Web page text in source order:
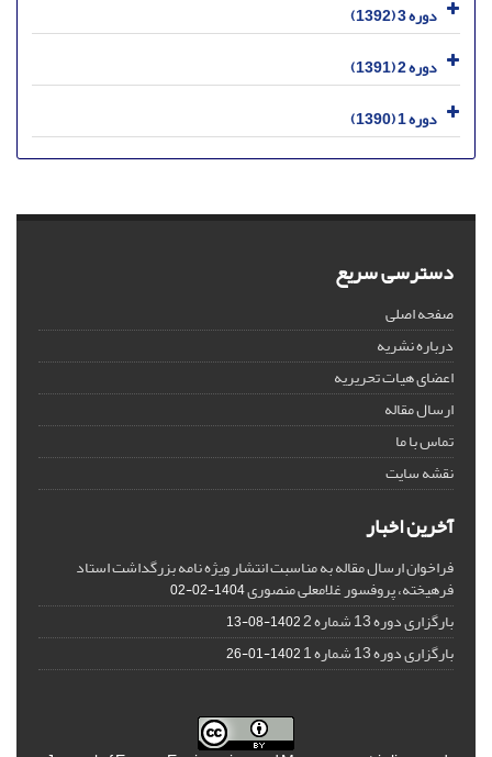
دوره 3 (1392)
دوره 2 (1391)
دوره 1 (1390)
دسترسی سریع
صفحه اصلی
درباره نشریه
اعضای هیات تحریریه
ارسال مقاله
تماس با ما
نقشه سایت
آخرین اخبار
فراخوان ارسال مقاله به مناسبت انتشار ویژه نامه بزرگداشت استاد
فرهیخته، پروفسور غلامعلی منصوری1404-02-02
بارگزاری دوره 13 شماره 2 1402-08-13
بارگزاری دوره 13 شماره 1 1402-01-26